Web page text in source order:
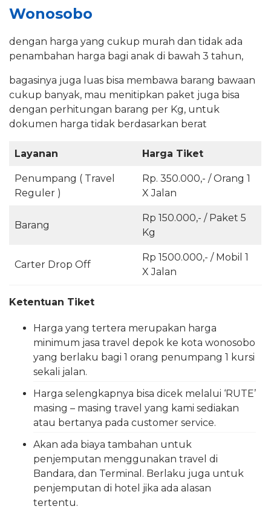
Wonosobo
dengan harga yang cukup murah dan tidak ada
penambahan harga bagi anak di bawah 3 tahun,
bagasinya juga luas bisa membawa barang bawaan
cukup banyak, mau menitipkan paket juga bisa
dengan perhitungan barang per Kg, untuk
dokumen harga tidak berdasarkan berat
Layanan Harga Tiket
Penumpang ( Travel
Reguler )
Rp. 350.000,- / Orang 1
X Jalan
Barang
Rp 150.000,- / Paket 5
Kg
Carter Drop Off
Rp 1500.000,- / Mobil 1
X Jalan
Ketentuan Tiket
Harga yang tertera merupakan harga
minimum jasa travel depok ke kota wonosobo
yang berlaku bagi 1 orang penumpang 1 kursi
sekali jalan.
Harga selengkapnya bisa dicek melalui ‘RUTE’
masing – masing travel yang kami sediakan
atau bertanya pada customer service.
Akan ada biaya tambahan untuk
penjemputan menggunakan travel di
Bandara, dan Terminal. Berlaku juga untuk
penjemputan di hotel jika ada alasan
tertentu.